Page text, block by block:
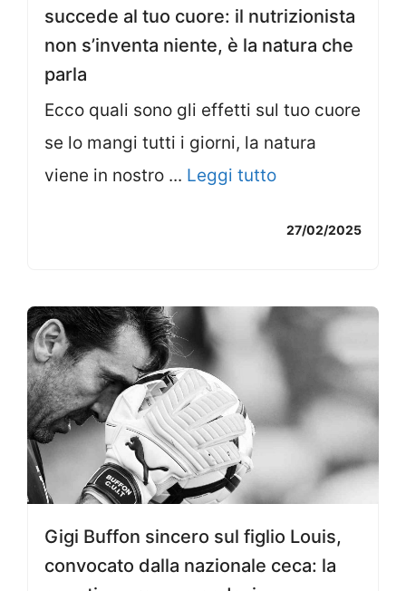
succede al tuo cuore: il nutrizionista
non s’inventa niente, è la natura che
parla
Ecco quali sono gli effetti sul tuo cuore
se lo mangi tutti i giorni, la natura
viene in nostro ... Leggi tutto
27/02/2025
Gigi Buffon sincero sul figlio Louis,
convocato dalla nazionale ceca: la